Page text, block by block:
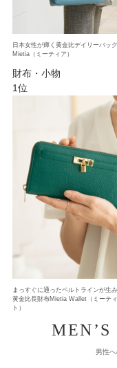
【新作オーダー受付中】特
【新色登場】季節限定、大
【数量限定オーダー会】晴れ
（2026.4.1）
【最新作】細やかなリザー
ナ・リザール)登場（
【メンズ】愛車の鍵もエン
開始（2026.3.19）
【最新作】結ばれたご縁を
clavis（クラヴィス）登場（
【最新作】心が軽くなる、毎
場（2026.3.6）
【メンズ】人気の二つ折り
受付開始（2026.3.3）
【メンズ】最高峰クロコ革で
【最新作】晴れの日に持ち
【最新作】《人気No.1黄金
ンウォレットMietia Wallet（
日本女性が輝く黄金比デイリーバッグ
Mietia（ミーティア）
財布・小物
1位
まっすぐに通ったベルトラインが生み
黄金比長財布Mietia Wallet（ミーテ
ト）
男性